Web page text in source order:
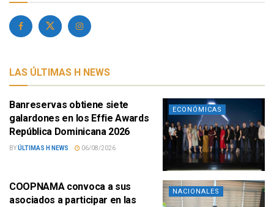
LAS ÚLTIMAS H NEWS
ECONÓMICAS
Banreservas obtiene siete
galardones en los Effie Awards
República Dominicana 2026
BYÚLTIMAS H NEWS 06/08/2026
NACIONALES
COOPNAMA convoca a sus
asociados a participar en las